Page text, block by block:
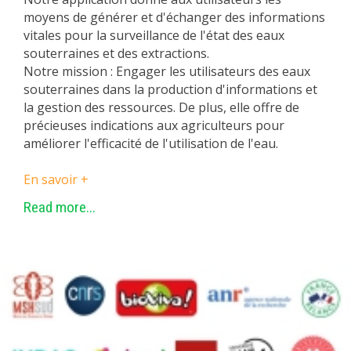
moyens de générer et d'échanger des informations
vitales pour la surveillance de l'état des eaux
souterraines et des extractions.
Notre mission : Engager les utilisateurs des eaux
souterraines dans la production d'informations et
la gestion des ressources. De plus, elle offre de
précieuses indications aux agriculteurs pour
améliorer l'efficacité de l'utilisation de l'eau.
En savoir +
Read more...